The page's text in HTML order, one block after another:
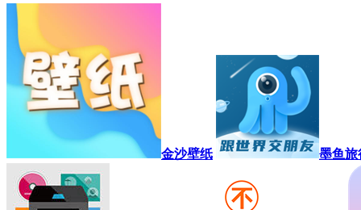
金沙壁纸 墨鱼旅